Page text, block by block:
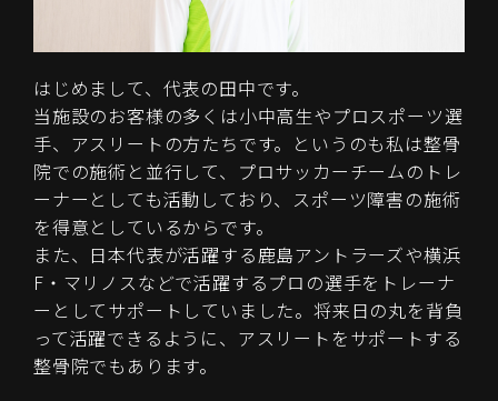
はじめまして、代表の田中です。
当施設のお客様の多くは小中高生やプロスポーツ選
手、アスリートの方たちです。というのも私は整骨
院での施術と並行して、プロサッカーチームのトレ
ーナーとしても活動しており、スポーツ障害の施術
を得意としているからです。
また、日本代表が活躍する鹿島アントラーズや横浜
F・マリノスなどで活躍するプロの選手をトレーナ
ーとしてサポートしていました。将来日の丸を背負
って活躍できるように、アスリートをサポートする
整骨院でもあります。